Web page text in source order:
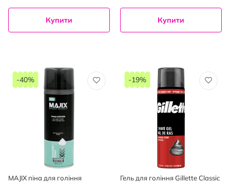
Купити Купити
MAJIX піна для гоління
-40%
Гель для гоління Gillette Classic
-19%